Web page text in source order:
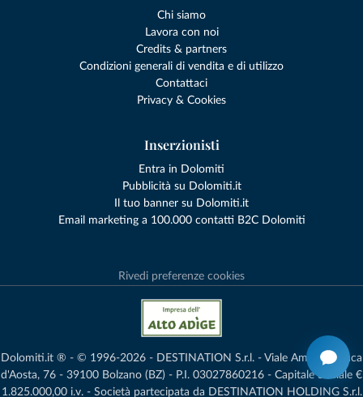
Chi siamo
Lavora con noi
Credits & partners
Condizioni generali di vendita e di utilizzo
Contattaci
Privacy & Cookies
Inserzionisti
Entra in Dolomiti
Pubblicità su Dolomiti.it
Il tuo banner su Dolomiti.it
Email marketing a 100.000 contatti B2C Dolomiti
Rivedi preferenze cookies
Dolomiti.it ® - © 1996-2026 - DESTINATION S.r.l. - Viale Amedeo Duca
d'Aosta, 76 - 39100 Bolzano (BZ) - P.I. 03027860216 - Capitale Sociale €
1.825.000,00 i.v. - Società partecipata da DESTINATION HOLDING S.r.l.